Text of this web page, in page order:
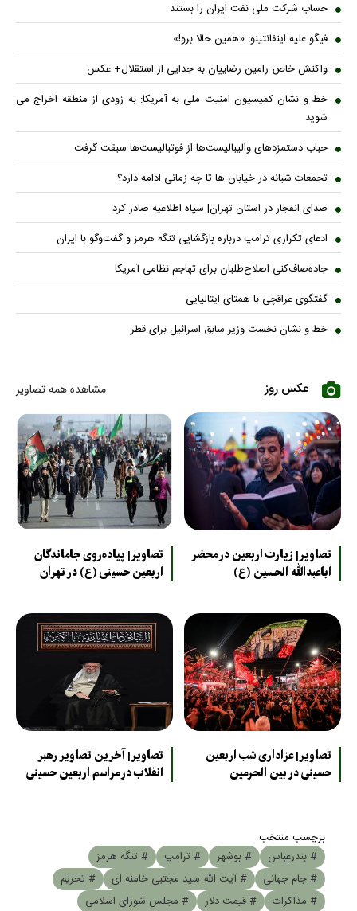
حساب‌ شرکت ملی نفت ایران را بستند
فیگو علیه اینفانتینو: «همین حالا برو!»
واکنش خاص رامین رضاییان به جدایی از استقلال+ عکس
خط و نشان کمیسیون امنیت ملی به آمریکا: به زودی از منطقه اخراج می
شوید
حباب دستمزدهای والیبالیست‌ها از فوتبالیست‌ها سبقت گرفت
تجمعات شبانه در خیابان ها تا چه زمانی ادامه دارد؟
صدای انفجار در استان تهران| سپاه اطلاعیه صادر کرد
ادعای تکراری ترامپ درباره بازگشایی تنگه هرمز و گفت‌وگو با ایران
جاده‌صاف‌کنی اصلاح‌طلبان برای تهاجم نظامی آمریکا
گفتگوی عراقچی با همتای ایتالیایی
خط و نشان نخست وزیر سابق اسرائیل برای قطر
عکس روز مشاهده همه تصاویر
تصاویر| زیارت اربعین در محضر
اباعبدالله الحسین (ع)
تصاویر| پیاده‌روی جاماندگان
اربعین حسینی (ع) در تهران
تصاویر| عزاداری شب اربعین
حسینی در بین الحرمین
تصاویر| آخرین تصاویر رهبر
انقلاب در مراسم اربعین حسینی
برچسب منتخب
# بندرعباس
# بوشهر # ترامپ
# تنگه هرمز
# جام جهانی
# آیت الله سید مجتبی خامنه ای
# تحریم
# مذاکرات
# قیمت دلار # مجلس شورای اسلامی